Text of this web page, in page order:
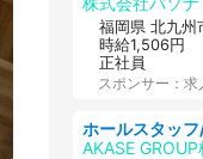
福岡県 北九州
時給1,506円
正社員
スポンサー：求
AKASE